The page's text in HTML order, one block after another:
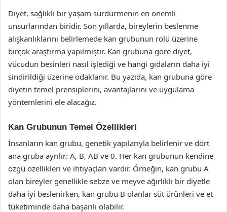
Diyet, sağlıklı bir yaşam sürdürmenin en önemli
unsurlarından biridir. Son yıllarda, bireylerin beslenme
alışkanlıklarını belirlemede kan grubunun rolü üzerine
birçok araştırma yapılmıştır. Kan grubuna göre diyet,
vücudun besinleri nasıl işlediği ve hangi gıdaların daha iyi
sindirildiği üzerine odaklanır. Bu yazıda, kan grubuna göre
diyetin temel prensiplerini, avantajlarını ve uygulama
yöntemlerini ele alacağız.
Kan Grubunun Temel Özellikleri
İnsanların kan grubu, genetik yapılarıyla belirlenir ve dört
ana gruba ayrılır: A, B, AB ve 0. Her kan grubunun kendine
özgü özellikleri ve ihtiyaçları vardır. Örneğin, kan grubu A
olan bireyler genellikle sebze ve meyve ağırlıklı bir diyetle
daha iyi beslenirken, kan grubu B olanlar süt ürünleri ve et
tüketiminde daha başarılı olabilir.